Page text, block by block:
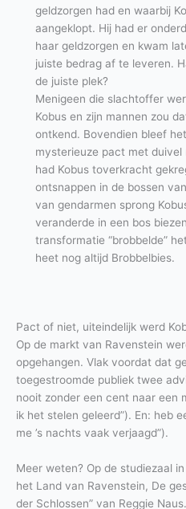
geldzorgen had en waarbij
aangeklopt. Hij had er
haar geldzorgen en kwam
juiste bedrag af te leveren.
de juiste plek?
Menigeen die slachtoffer
Kobus en zijn mannen zou
ontkend. Bovendien bleef
mysterieuze pact met
had Kobus toverkracht
ontsnappen in de bossen
van gendarmen sprong
veranderde in een bos
transformatie “brobbelde”
heet nog altijd Brobbelbies.
Pact of niet, uiteindelijk werd
Op de markt van Ravenstein
opgehangen. Vlak voordat dat
toegestroomde publiek twee
nooit zonder een cent naar een
ik het stelen geleerd”). En: heb
me ’s nachts vaak verjaagd”).
Meer weten? Op de studiezaal
het Land van Ravenstein, De
der Schlossen” van Reggie